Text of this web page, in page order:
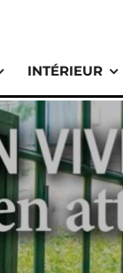
INTÉRIEUR